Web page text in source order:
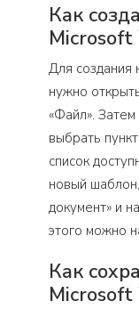
Как
Microsoft
Для создания
нужно
«Файл».
выбрать
список
новый
документ» и
этого можно
Как
Microsoft